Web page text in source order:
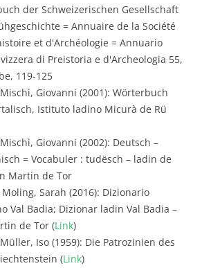
der Schweizerischen Gesellschaft
= Annuaire de la Société
et d'Archéologie = Annuario
di Preistoria e d'Archeologia 55,
119-125
Giovanni (2001): Wörterbuch
Istituto ladino Micurà de Rü
Giovanni (2002): Deutsch –
= Vocabuler : tudësch – ladin de
Martin de Tor
Moling, Sarah (2016): Dizionario
Val Badia; Dizionar ladin Val Badia –
de Tor (Link)
Iso (1959): Die Patrozinien des
(Link)